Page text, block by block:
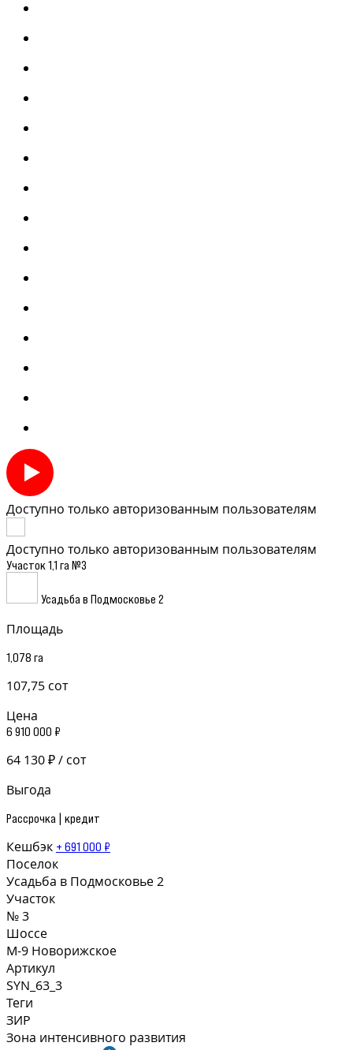
Доступно только авторизованным пользователям
Доступно только авторизованным пользователям
Участок 1,1 га №3
Усадьба в Подмосковье 2
Площадь
1,078 га
107,75 сот
Цена
6 910 000 ₽
64 130 ₽ / сот
Выгода
Рассрочка | кредит
Кешбэк + 691 000 ₽
Поселок
Усадьба в Подмосковье 2
Участок
№ 3
Шоссе
М-9 Новорижское
Артикул
SYN_63_3
Теги
ЗИР
Зона интенсивного развития